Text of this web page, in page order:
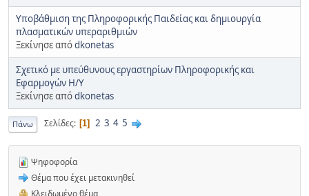
Υποβάθμιση της Πληροφορικής Παιδείας και δημιουργία
πλασματικών υπεραριθμιών
Ξεκίνησε απόdkonetas
Σχετικό με υπεύθυνους εργαστηρίων Πληροφορικής και
Εφαρμογών Η/Υ
Ξεκίνησε απόdkonetas
Πάνω Σελίδες 1 2 3 4 5
Ψηφοφορία
Θέμα που έχει μετακινηθεί
Κλειδωμένο θέμα